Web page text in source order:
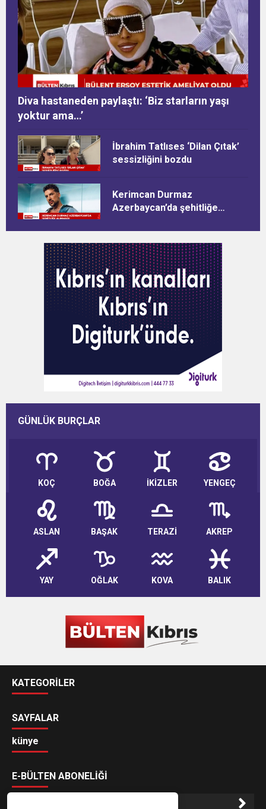
Diva hastaneden paylaştı: ‘Biz starların yaşı
yoktur ama…’
İbrahim Tatlıses ‘Dilan Çıtak’
sessizliğini bozdu
Kerimcan Durmaz
Azerbaycan’da şehitliğe
GÜNLÜK BURÇLAR
KOÇ BOĞA İKİZLER YENGEÇ
ASLAN BAŞAK TERAZİ AKREP
YAY OĞLAK KOVA BALIK
KATEGORİLER
SAYFALAR
künye
E-BÜLTEN ABONELİĞİ